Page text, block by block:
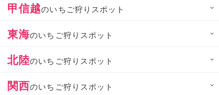
甲信越のいちご狩りスポット
東海のいちご狩りスポット
北陸のいちご狩りスポット
関西のいちご狩りスポット